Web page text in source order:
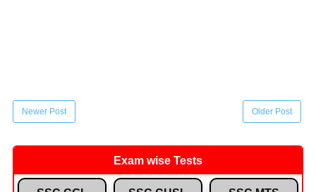
Newer Post Older Post
Exam wise Tests